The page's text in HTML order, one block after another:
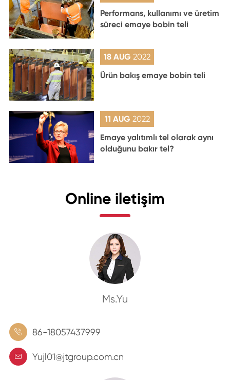
Performans, kullanımı ve üretim
süreci emaye bobin teli
18 AUG2022
Ürün bakış emaye bobin teli
11 AUG 2022
Emaye yalıtımlı tel olarak aynı
olduğunu bakır tel?
Online iletişim
Ms.Yu
 86-18057437999
 Yujl01@jtgroup.com.cn